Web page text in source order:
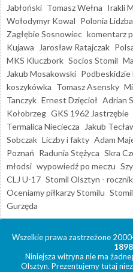
Jabłoński Tomasz Wełna Irakli
Wołodymyr Kowal Polonia
Zagłębie Sosnowiec komentarz
Kujawa
Jarosław Ratajczak
MKS Kluczbork Socios Stomil
Jakub Mosakowski Podbeskidzie
koszykówka Tomasz Asensky
Tanczyk Ernest Dzięcioł Adrian
Kołobrzeg GKS 1962 Jastrzębie
Termalica Nieciecza
Jakub
Sobczak Liczby i fakty Adam
Poznań Radunia Stężyca Skra
młodsi wypowiedź po meczu
CLJ U-17 Stomil Olsztyn -
Oceniamy piłkarzy Stomilu
Gurzęda
Wszelkie prawa zastrzeżone
Niniejsza witryna nie ma
Olsztyn. Prezentujemy tutaj